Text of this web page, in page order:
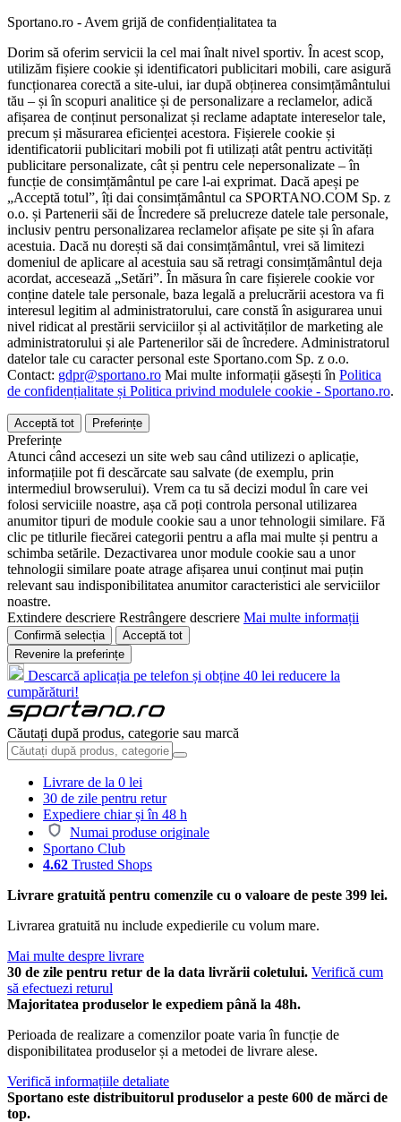
Sportano.ro - Avem grijă de confidențialitatea ta
Dorim să oferim servicii la cel mai înalt nivel sportiv. În acest scop,
utilizăm fișiere cookie și identificatori publicitari mobili, care asigură
funcționarea corectă a site-ului, iar după obținerea consimțământului
tău – și în scopuri analitice și de personalizare a reclamelor, adică
afișarea de conținut personalizat și reclame adaptate intereselor tale,
precum și măsurarea eficienței acestora. Fișierele cookie și
identificatorii publicitari mobili pot fi utilizați atât pentru activități
publicitare personalizate, cât și pentru cele nepersonalizate – în
funcție de consimțământul pe care l-ai exprimat. Dacă apeși pe
„Acceptă totul”, îți dai consimțământul ca SPORTANO.COM Sp. z
o.o. și Partenerii săi de Încredere să prelucreze datele tale personale,
inclusiv pentru personalizarea reclamelor afișate pe site și în afara
acestuia. Dacă nu dorești să dai consimțământul, vrei să limitezi
domeniul de aplicare al acestuia sau să retragi consimțământul deja
acordat, accesează „Setări”. În măsura în care fișierele cookie vor
conține datele tale personale, baza legală a prelucrării acestora va fi
interesul legitim al administratorului, care constă în asigurarea unui
nivel ridicat al prestării serviciilor și al activităților de marketing ale
administratorului și ale Partenerilor săi de încredere. Administratorul
datelor tale cu caracter personal este Sportano.com Sp. z o.o.
Contact: gdpr@sportano.ro Mai multe informații găsești în Politica
de confidențialitate și Politica privind modulele cookie - Sportano.ro.
Acceptă tot Preferințe
Preferințe
Atunci când accesezi un site web sau când utilizezi o aplicație,
informațiile pot fi descărcate sau salvate (de exemplu, prin
intermediul browserului). Vrem ca tu să decizi modul în care vei
folosi serviciile noastre, așa că poți controla personal utilizarea
anumitor tipuri de module cookie sau a unor tehnologii similare. Fă
clic pe titlurile fiecărei categorii pentru a afla mai multe și pentru a
schimba setările. Dezactivarea unor module cookie sau a unor
tehnologii similare poate atrage afișarea unui conținut mai puțin
relevant sau indisponibilitatea anumitor caracteristici ale serviciilor
noastre.
Extindere descriere Restrângere descriere Mai multe informații
Confirmă selecția
Acceptă tot
Revenire la preferințe
Descarcă aplicația pe telefon și obține 40 lei reducere la
cumpărături!
Căutați după produs, categorie sau marcă
Livrare de la 0 lei
30 de zile pentru retur
Expediere chiar și în 48 h
Numai produse originale
Sportano Club
4.62 Trusted Shops
Livrare gratuită pentru comenzile cu o valoare de peste 399 lei.
Livrarea gratuită nu include expedierile cu volum mare.
Mai multe despre livrare
30 de zile pentru retur de la data livrării coletului. Verifică cum
să efectuezi returul
Majoritatea produselor le expediem până la 48h.
Perioada de realizare a comenzilor poate varia în funcție de
disponibilitatea produselor și a metodei de livrare alese.
Verifică informațiile detaliate
Sportano este distribuitorul produselor a peste 600 de mărci de
top.